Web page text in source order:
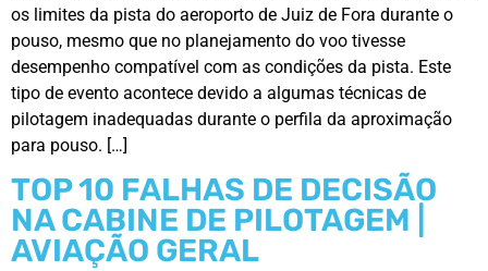
os limites da pista do aeroporto de Juiz de Fora durante o
pouso, mesmo que no planejamento do voo tivesse
desempenho compatível com as condições da pista. Este
tipo de evento acontece devido a algumas técnicas de
pilotagem inadequadas durante o perfila da aproximação
para pouso. […]
TOP 10 FALHAS DE DECISÃO
NA CABINE DE PILOTAGEM |
AVIAÇÃO GERAL